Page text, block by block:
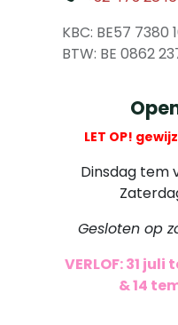
KBC: BE57 7380
BTW: BE 0862
LET OP!
Dinsdag tem
Gesloten op
VERLOF: 31
& 14